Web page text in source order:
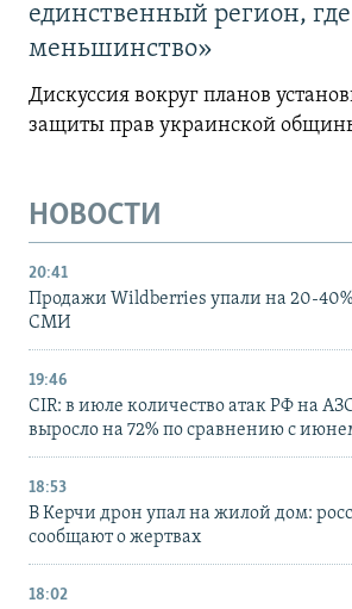
единственный регион,
меньшинство»
Дискуссия вокруг планов
защиты прав украинской
НОВОСТИ
20:41
Продажи Wildberries упали на 20-40%
СМИ
19:46
CIR: в июле количество атак РФ на
выросло на 72% по сравнению с
18:53
В Керчи дрон упал на жилой дом:
сообщают о жертвах
18:02